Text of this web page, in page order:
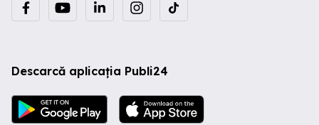
Descarcă aplicația Publi24